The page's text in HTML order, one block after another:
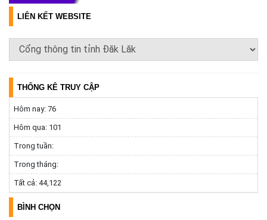
LIÊN KẾT WEBSITE
THỐNG KÊ TRUY CẬP
Hôm nay: 76
Hôm qua: 101
Trong tuần:
Trong tháng:
Tất cả: 44,122
BÌNH CHỌN
UBND xã Ea Bung tăng cường công tác phòng, chống thiên tai
(04/08/2026)
(04/08/2026)